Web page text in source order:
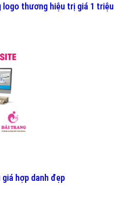
thương hiệu trị giá 1 triệu
hợp danh đẹp